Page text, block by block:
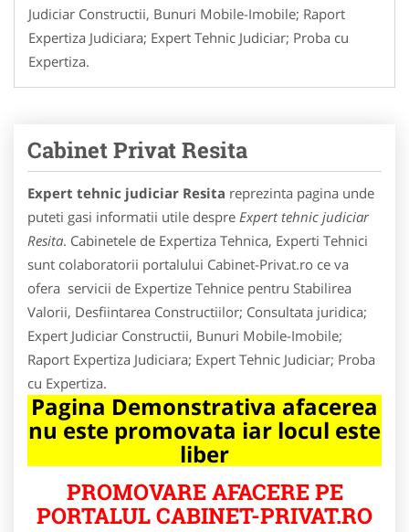
Judiciar Constructii, Bunuri Mobile-Imobile; Raport
Expertiza Judiciara; Expert Tehnic Judiciar; Proba cu
Expertiza.
Cabinet Privat Resita
Expert tehnic judiciar Resita reprezinta pagina unde
puteti gasi informatii utile despre Expert tehnic judiciar
Resita. Cabinetele de Expertiza Tehnica, Experti Tehnici
sunt colaboratorii portalului Cabinet-Privat.ro ce va
ofera servicii de Expertize Tehnice pentru Stabilirea
Valorii, Desfiintarea Constructiilor; Consultata juridica;
Expert Judiciar Constructii, Bunuri Mobile-Imobile;
Raport Expertiza Judiciara; Expert Tehnic Judiciar; Proba
cu Expertiza.
Pagina Demonstrativa afacerea
nu este promovata iar locul este
liber
PROMOVARE AFACERE PE
PORTALUL CABINET-PRIVAT.RO